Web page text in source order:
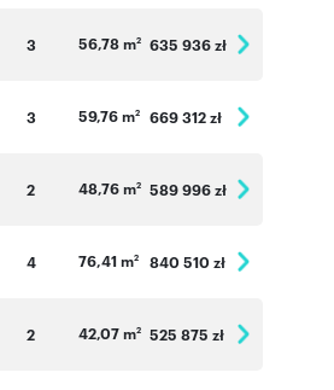
3 56,78 m2 635 936 zł
3 59,76 m2 669 312 zł
2 48,76 m2 589 996 zł
4 76,41 m2 840 510 zł
2 42,07 m2 525 875 zł